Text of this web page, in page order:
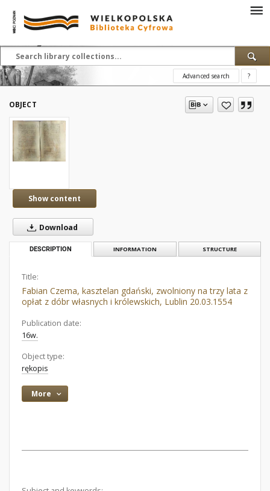
Advanced search ?
OBJECT
Show content
Download
DESCRIPTION INFORMATION STRUCTURE
Title:
Fabian Czema, kasztelan gdański, zwolniony na trzy lata z
opłat z dóbr własnych i królewskich, Lublin 20.03.1554
Publication date:
16w.
Object type:
rękopis
More